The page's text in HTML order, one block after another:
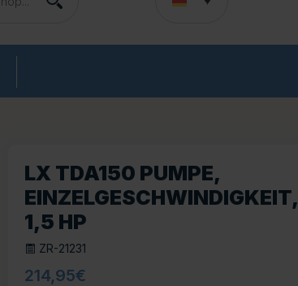
LX TDA150 PUMPE,
EINZELGESCHWINDIGKEIT,
1,5 HP
ZR-21231
214,95€